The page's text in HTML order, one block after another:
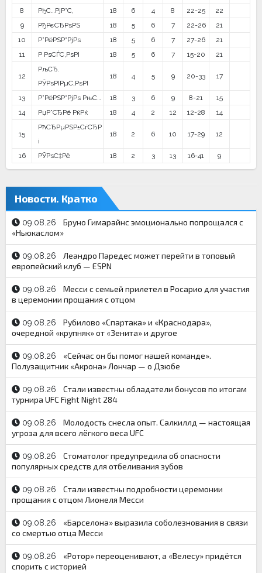
8
РђС…РјР°С‚ 18 6 4 8 22-25
22
9
РђРєСЂРѕРЅ 18 5 6 7 22-26
21
10
Р”РёРЅР°РјРѕ 18 5 6 7 27-26
21
11
Р РѕСЃС‚РѕРІ 18 5 6 7 15-20 21
12
РљСЂ.
РЎРѕРІРµС‚РѕРІ
18 4 5 9 20-33 17
13 Р”РёРЅР°РјРѕ РњС… 18 3 6 9 8-21
15
14
РџР°СЂРё РќРќ 18 4 2 12 12-28 14
15
РћСЂРµРЅР±СѓСЂР
і
18 2 6 10 17-29 12
16 РЎРѕС‡Рё 18 2 3 13 16-41 9
Новости. Кратко
09.08.26
Бруно Гимарайнс эмоционально попрощался с
«Ньюкаслом»
09.08.26
Леандро Паредес может перейти в топовый
европейский клуб — ESPN
09.08.26
Месси с семьей прилетел в Росарио для участия
в церемонии прощания с отцом
09.08.26
Рубилово «Спартака» и «Краснодара»,
очередной «крупняк» от «Зенита» и другое
09.08.26
«Сейчас он бы помог нашей команде».
Полузащитник «Акрона» Лончар — о Дзюбе
09.08.26
Стали известны обладатели бонусов по итогам
турнира UFC Fight Night 284
09.08.26
Молодость снесла опыт. Салкиллд — настоящая
угроза для всего лёгкого веса UFC
09.08.26
Стоматолог предупредила об опасности
популярных средств для отбеливания зубов
09.08.26
Стали известны подробности церемонии
прощания с отцом Лионеля Месси
09.08.26
«Барселона» выразила соболезнования в связи
со смертью отца Месси
09.08.26
«Ротор» переоценивают, а «Велесу» придётся
спорить с историей